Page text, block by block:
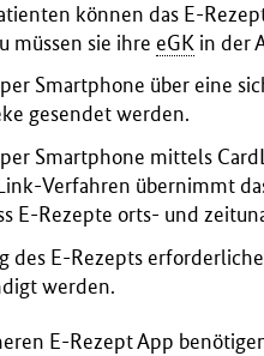
können das E-
müssen sie ihre eGK in der
Smartphone über eine
gesendet werden.
Smartphone mittels
Verfahren übernimmt
E-Rezepte orts- und
des E-Rezepts
werden.
E-Rezept App